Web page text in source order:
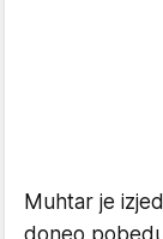
Muhtar je
doneo